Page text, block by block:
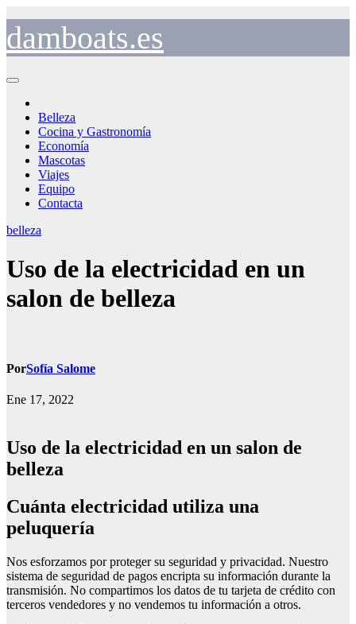
contenido
damboats.es
Belleza
Cocina y Gastronomía
Economía
Mascotas
Viajes
Equipo
Contacta
belleza
Uso de la electricidad en un
salon de belleza
PorSofía Salome
Ene 17, 2022
Uso de la electricidad en un salon de
belleza
Cuánta electricidad utiliza una
peluquería
Nos esforzamos por proteger su seguridad y privacidad. Nuestro
sistema de seguridad de pagos encripta su información durante la
transmisión. No compartimos los datos de tu tarjeta de crédito con
terceros vendedores y no vendemos tu información a otros.